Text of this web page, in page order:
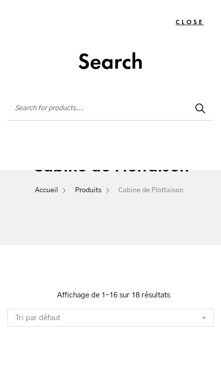
Search
CLOSE
Cabine de Flottaison
Accueil Produits Cabine de Flottaison
Affichage de 1–16 sur 18 résultats